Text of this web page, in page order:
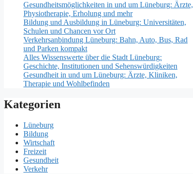
Gesundheitsmöglichkeiten in und um Lüneburg: Ärzte,
Physiotherapie, Erholung und mehr
Bildung und Ausbildung in Lüneburg: Universitäten,
Schulen und Chancen vor Ort
Verkehrsanbindung Lüneburg: Bahn, Auto, Bus, Rad
und Parken kompakt
Alles Wissenswerte über die Stadt Lüneburg:
Geschichte, Institutionen und Sehenswürdigkeiten
Gesundheit in und um Lüneburg: Ärzte, Kliniken,
Therapie und Wohlbefinden
Kategorien
Lüneburg
Bildung
Wirtschaft
Freizeit
Gesundheit
Verkehr